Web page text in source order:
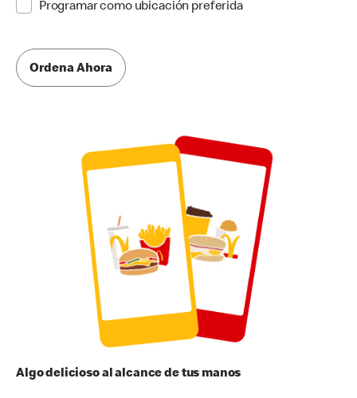
Programar como ubicación preferida
Ordena Ahora
Algo delicioso al alcance de tus manos